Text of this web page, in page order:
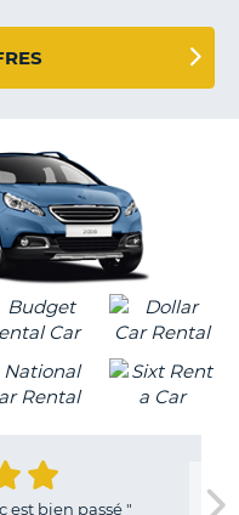
est bien passé"